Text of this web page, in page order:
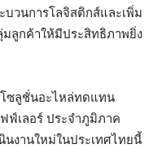
วนการโลจิสติกส์และเพิ่ม
มลูกค้าให้มีประสิทธิภาพยิ่ง
ซลูชั่นอะไหล่ทดแทน
ฟ์เลอร์ ประจำภูมิภาค
นงานใหม่ในประเทศไทยนี้